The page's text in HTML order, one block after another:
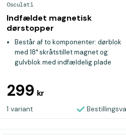
Osculati
Indfældet magnetisk
dørstopper
Består af to komponenter: dørblok
med 18° skråtstillet magnet og
gulvblok med indfældelig plade
indfældet position, når den ikke er i
Inkluderer stød- og
299 kr
1 variant